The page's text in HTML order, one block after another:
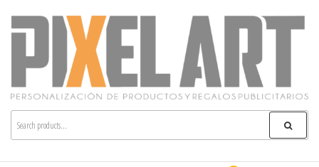
Pixelart
Especialistas en textil publicitario y regalos
personalizados en móstoles